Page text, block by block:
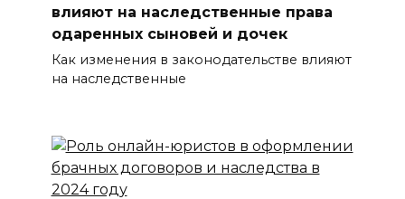
влияют на наследственные права
одаренных сыновей и дочек
Как изменения в законодательстве влияют
на наследственные